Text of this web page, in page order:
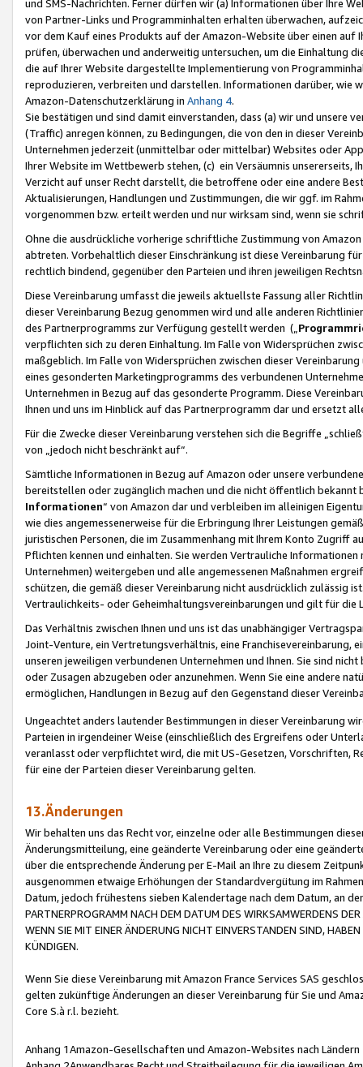
und SMS-Nachrichten. Ferner dürfen wir (a) Informationen über Ihre
von Partner-Links und Programminhalten erhalten überwachen,
vor dem Kauf eines Produkts auf der Amazon-Website über einen
prüfen, überwachen und anderweitig untersuchen, um die Einhaltung
die auf Ihrer Website dargestellte Implementierung von
reproduzieren, verbreiten und darstellen. Informationen darüber, wie
Amazon-Datenschutzerklärung in Anhang 4.
Sie bestätigen und sind damit einverstanden, dass (a) wir und
(Traffic) anregen können, zu Bedingungen, die von den in dieser
Unternehmen jederzeit (unmittelbar oder mittelbar) Websites oder
Ihrer Website im Wettbewerb stehen, (c) ein Versäumnis unsererseits,
Verzicht auf unser Recht darstellt, die betroffene oder eine andere
Aktualisierungen, Handlungen und Zustimmungen, die wir ggf. im
vorgenommen bzw. erteilt werden und nur wirksam sind, wenn sie
Ohne die ausdrückliche vorherige schriftliche Zustimmung von
abtreten. Vorbehaltlich dieser Einschränkung ist diese Vereinbarung
rechtlich bindend, gegenüber den Parteien und ihren jeweiligen
Diese Vereinbarung umfasst die jeweils aktuellste Fassung aller
dieser Vereinbarung Bezug genommen wird und alle anderen
des Partnerprogramms zur Verfügung gestellt werden („
verpflichten sich zu deren Einhaltung. Im Falle von Widersprüchen
maßgeblich. Im Falle von Widersprüchen zwischen dieser
eines gesonderten Marketingprogramms des verbundenen
Unternehmen in Bezug auf das gesonderte Programm. Diese
Ihnen und uns im Hinblick auf das Partnerprogramm dar und ersetzt
Für die Zwecke dieser Vereinbarung verstehen sich die Begriffe
von „jedoch nicht beschränkt auf“.
Sämtliche Informationen in Bezug auf Amazon oder unsere
bereitstellen oder zugänglich machen und die nicht öffentlich
Informationen“ von Amazon dar und verbleiben im alleinigen
wie dies angemessenerweise für die Erbringung Ihrer Leistungen
juristischen Personen, die im Zusammenhang mit Ihrem Konto
Pflichten kennen und einhalten. Sie werden Vertrauliche
Unternehmen) weitergeben und alle angemessenen Maßnahmen
schützen, die gemäß dieser Vereinbarung nicht ausdrücklich zulässig
Vertraulichkeits- oder Geheimhaltungsvereinbarungen und gilt für die
Das Verhältnis zwischen Ihnen und uns ist das unabhängiger
Joint-Venture, ein Vertretungsverhältnis, eine Franchisevereinbarung,
unseren jeweiligen verbundenen Unternehmen und Ihnen. Sie sind
oder Zusagen abzugeben oder anzunehmen. Wenn Sie eine andere
ermöglichen, Handlungen in Bezug auf den Gegenstand dieser
Ungeachtet anders lautender Bestimmungen in dieser Vereinbarung
Parteien in irgendeiner Weise (einschließlich des Ergreifens oder
veranlasst oder verpflichtet wird, die mit US-Gesetzen, Vorschriften,
für eine der Parteien dieser Vereinbarung gelten.
13.Änderungen
Wir behalten uns das Recht vor, einzelne oder alle Bestimmungen
Änderungsmitteilung, eine geänderte Vereinbarung oder eine
über die entsprechende Änderung per E-Mail an Ihre zu diesem
ausgenommen etwaige Erhöhungen der Standardvergütung im
Datum, jedoch frühestens sieben Kalendertage nach dem Datum, an
PARTNERPROGRAMM NACH DEM DATUM DES WIRKSAMWERDENS
WENN SIE MIT EINER ÄNDERUNG NICHT EINVERSTANDEN SIND,
KÜNDIGEN.
Wenn Sie diese Vereinbarung mit Amazon France Services SAS
gelten zukünftige Änderungen an dieser Vereinbarung für Sie und
Core S.à r.l. bezieht.
Anhang 1Amazon-Gesellschaften und Amazon-Websites nach Ländern